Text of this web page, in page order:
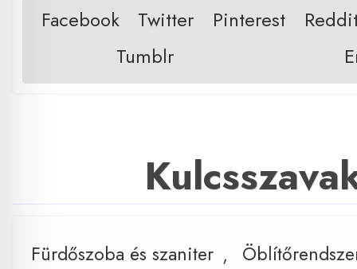
Facebook Twitter Pinterest
Tumblr
Fürdőszoba és szaniter ,